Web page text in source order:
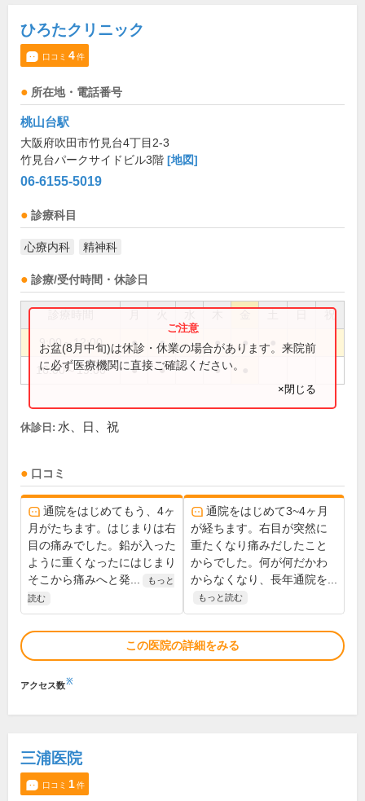
ひろたクリニック
口コミ 4件
所在地・電話番号
桃山台駅
大阪府吹田市竹見台4丁目2-3
竹見台パークサイドビル3階 [地図]
06-6155-5019
診療科目
心療内科 精神科
診療/受付時間・休診日
祝
9:00～12:00 ● ● ● ●
16:00～19:00 ● ● ●
お盆(8月中旬)は休診・休業の場合があります。来院前
に必ず医療機関に直接ご確認ください。
×閉じる
休診日: 水、日、祝
口コミ
通院をはじめてもう、4ヶ
月がたちます。はじまりは右
目の痛みでした。鉛が入った
ように重くなったにはじまり
そこから痛みへと発...
もっと
読む
通院をはじめて3~4ヶ月
が経ちます。右目が突然に
重たくなり痛みだしたこと
からでした。何が何だかわ
からなくなり、長年通院を...
もっと読む
この医院の詳細をみる
アクセス数※
三浦医院
口コミ 1件